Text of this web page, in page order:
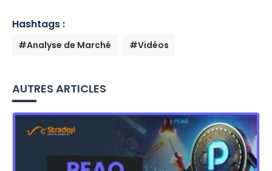
Hashtags :
#Analyse de Marché #Vidéos
AUTRES ARTICLES